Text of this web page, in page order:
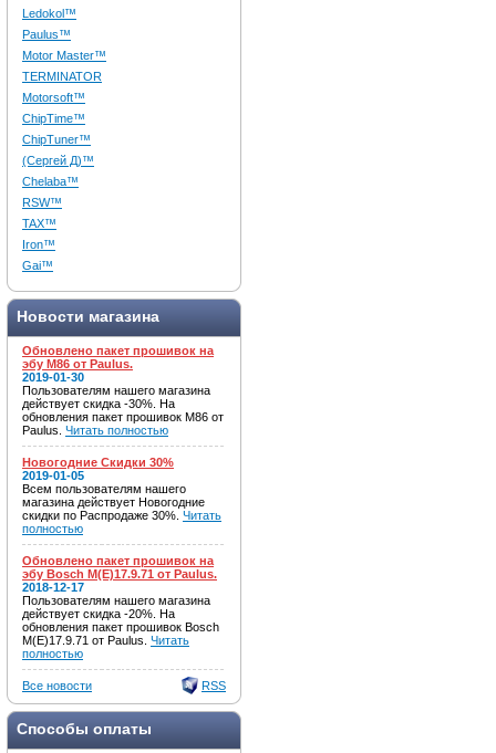
Ledokol™
Paulus™
Motor Master™
TERMINATOR
Motorsoft™
ChipTime™
ChipTuner™
(Сергей Д)™
Chelaba™
RSW™
TAX™
Iron™
Gai™
Новости магазина
Обновлено пакет прошивок на
эбу M86 от Paulus.
2019-01-30
Пользователям нашего магазина
действует скидка -30%. На
обновления пакет прошивок M86 от
Paulus. Читать полностью
Новогодние Скидки 30%
2019-01-05
Всем пользователям нашего
магазина действует Новогодние
скидки по Распродаже 30%. Читать
полностью
Обновлено пакет прошивок на
эбу Bosch M(E)17.9.71 от Paulus.
2018-12-17
Пользователям нашего магазина
действует скидка -20%. На
обновления пакет прошивок Bosch
M(E)17.9.71 от Paulus. Читать
полностью
Все новости RSS
Способы оплаты